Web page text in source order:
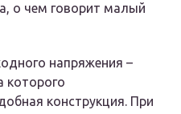
о чем говорит малый
напряжения –
которого
конструкция. При